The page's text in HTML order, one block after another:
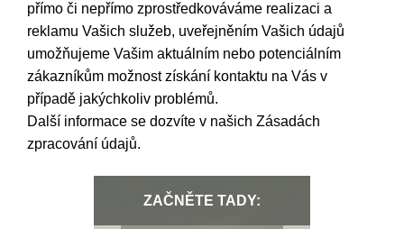
přímo či nepřímo zprostředkováváme realizaci a
reklamu Vašich služeb, uveřejněním Vašich údajů
umožňujeme Vašim aktuálním nebo potenciálním
zákazníkům možnost získání kontaktu na Vás v
případě jakýchkoliv problémů.
Další informace se dozvíte v našich Zásadách
zpracování údajů.
ZAČNĚTE TADY: